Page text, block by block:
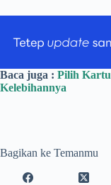
Baca juga : Pilih
Kelebihannya
Bagikan ke Temanmu